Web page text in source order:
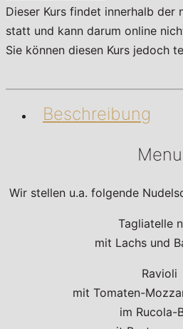
Dieser Kurs findet innerhalb der
statt und kann darum online
Sie können diesen Kurs jedoch
Beschreibung
Menu
Wir stellen u.a. folgende
Tagliatelle
mit Lachs und
Ravioli
mit Tomaten-
im Rucola-